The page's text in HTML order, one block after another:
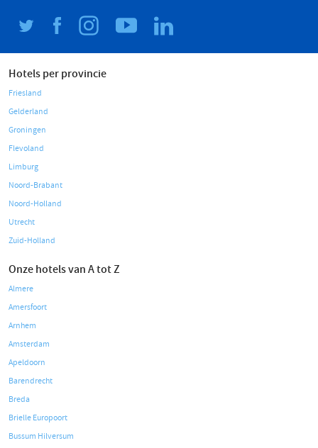
Hotels per provincie
Friesland
Gelderland
Groningen
Flevoland
Limburg
Noord-Brabant
Noord-Holland
Utrecht
Zuid-Holland
Onze hotels van A tot Z
Almere
Amersfoort
Arnhem
Amsterdam
Apeldoorn
Barendrecht
Breda
Brielle Europoort
Bussum Hilversum